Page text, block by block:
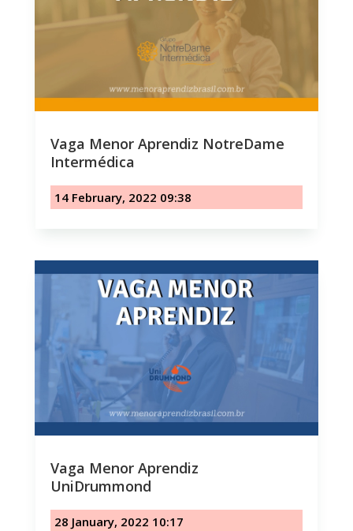
Vaga Menor Aprendiz NotreDame
Intermédica
14 February, 2022 09:38
Vaga Menor Aprendiz
UniDrummond
28 January, 2022 10:17